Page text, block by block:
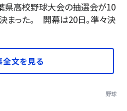
県高校野球大会の抽選会が10
まった。 開幕は20日。準々決
全文を見る
野球